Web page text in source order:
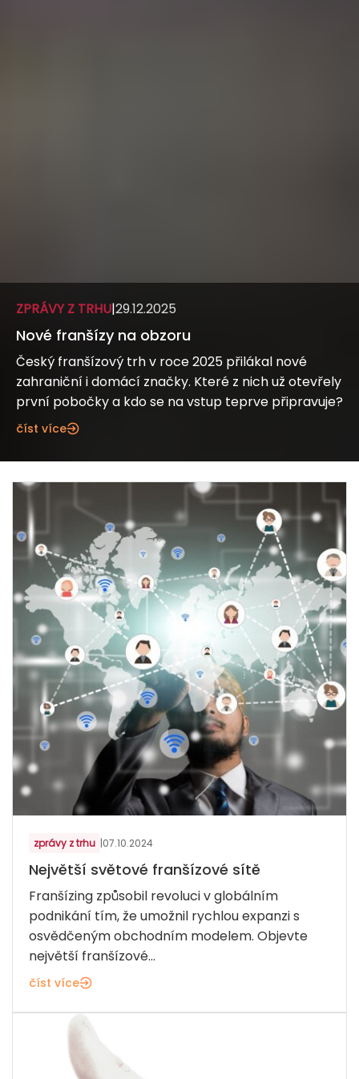
ZPRÁVY Z TRHU|29.12.2025
Nové franšízy na obzoru
Český franšízový trh v roce 2025 přilákal nové
zahraniční i domácí značky. Které z nich už otevřely
první pobočky a kdo se na vstup teprve připravuje?
číst více
zprávy z trhu |07.10.2024
Největší světové franšízové ​​sítě
Franšízing způsobil revoluci v globálním
podnikání tím, že umožnil rychlou expanzi s
osvědčeným obchodním modelem. Objevte
největší franšízové...
číst více